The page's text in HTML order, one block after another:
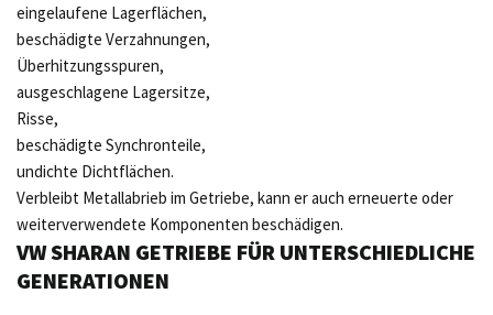
eingelaufene Lagerflächen,
beschädigte Verzahnungen,
Überhitzungsspuren,
ausgeschlagene Lagersitze,
Risse,
beschädigte Synchronteile,
undichte Dichtflächen.
Verbleibt Metallabrieb im Getriebe, kann er auch erneuerte oder
weiterverwendete Komponenten beschädigen.
VW SHARAN GETRIEBE FÜR UNTERSCHIEDLICHE
GENERATIONEN